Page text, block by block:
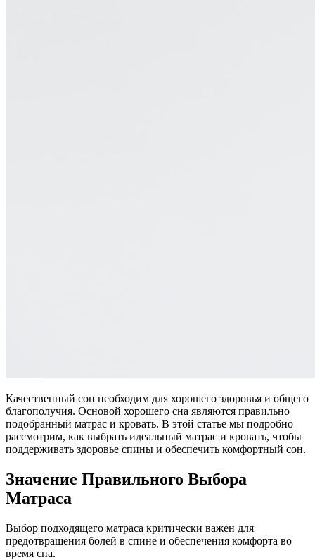
Качественный сон необходим для хорошего здоровья и общего
благополучия. Основой хорошего сна являются правильно
подобранный матрас и кровать. В этой статье мы подробно
рассмотрим, как выбрать идеальный матрас и кровать, чтобы
поддерживать здоровье спины и обеспечить комфортный сон.
Значение Правильного Выбора
Матраса
Выбор подходящего матраса критически важен для
предотвращения болей в спине и обеспечения комфорта во
время сна.